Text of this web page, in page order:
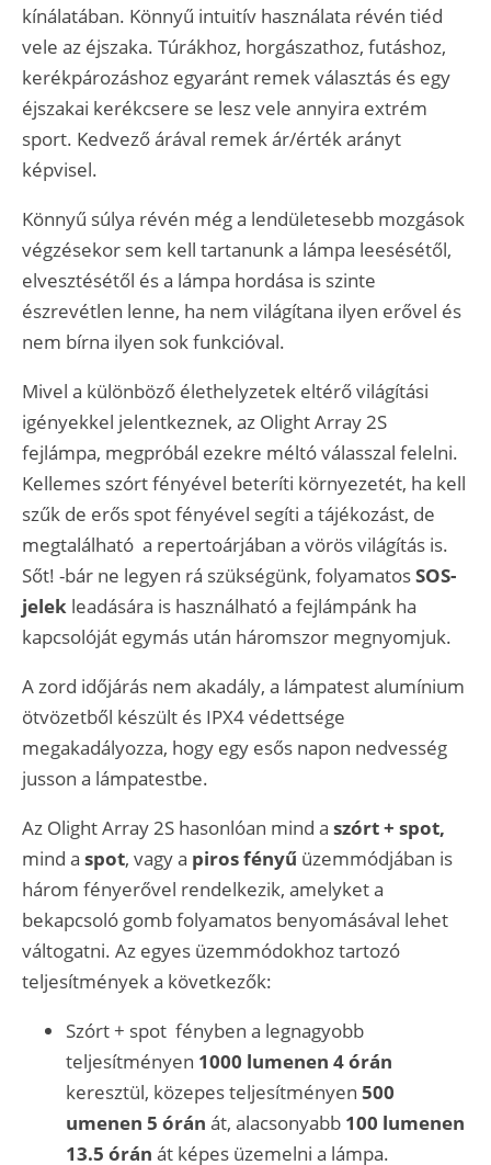
kínálatában. Könnyű intuitív használata révén tiéd
vele az éjszaka. Túrákhoz, horgászathoz, futáshoz,
kerékpározáshoz egyaránt remek választás és egy
éjszakai kerékcsere se lesz vele annyira extrém
sport. Kedvező árával remek ár/érték arányt
képvisel.
Könnyű súlya révén még a lendületesebb mozgások
végzésekor sem kell tartanunk a lámpa leesésétől,
elvesztésétől és a lámpa hordása is szinte
észrevétlen lenne, ha nem világítana ilyen erővel és
nem bírna ilyen sok funkcióval.
Mivel a különböző élethelyzetek eltérő világítási
igényekkel jelentkeznek, az Olight Array 2S
fejlámpa, megpróbál ezekre méltó válasszal felelni.
Kellemes szórt fényével beteríti környezetét, ha kell
szűk de erős spot fényével segíti a tájékozást, de
megtalálható a repertoárjában a vörös világítás is.
Sőt! -bár ne legyen rá szükségünk, folyamatosSOS-
jelek leadására is használható a fejlámpánk ha
kapcsolóját egymás után háromszor megnyomjuk.
A zord időjárás nem akadály, a lámpatest alumínium
ötvözetből készült és IPX4 védettsége
megakadályozza, hogy egy esős napon nedvesség
jusson a lámpatestbe.
Az Olight Array 2S hasonlóan mind a szórt + spot,
mind a spot, vagy a piros fényű üzemmódjában is
három fényerővel rendelkezik, amelyket a
bekapcsoló gomb folyamatos benyomásával lehet
váltogatni. Az egyes üzemmódokhoz tartozó
teljesítmények a következők:
Szórt + spot fényben a legnagyobb
teljesítményen 1000 lumenen 4 órán
keresztül, közepes teljesítményen 500
umenen 5 órán át, alacsonyabb 100 lumenen
13.5 órán át képes üzemelni a lámpa.